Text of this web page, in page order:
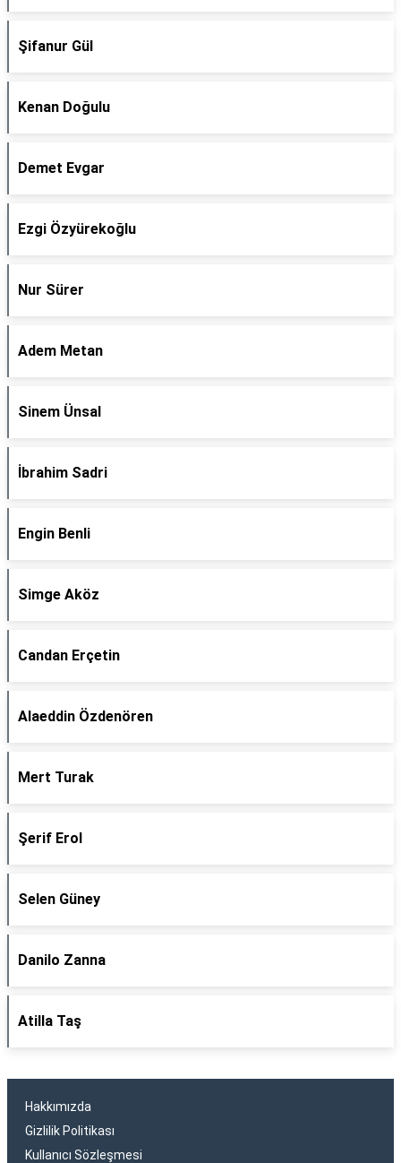
Şifanur Gül
Kenan Doğulu
Demet Evgar
Ezgi Özyürekoğlu
Nur Sürer
Adem Metan
Sinem Ünsal
İbrahim Sadri
Engin Benli
Simge Aköz
Candan Erçetin
Alaeddin Özdenören
Mert Turak
Şerif Erol
Selen Güney
Danilo Zanna
Atilla Taş
Hakkımızda
Gizlilik Politikası
Kullanıcı Sözleşmesi